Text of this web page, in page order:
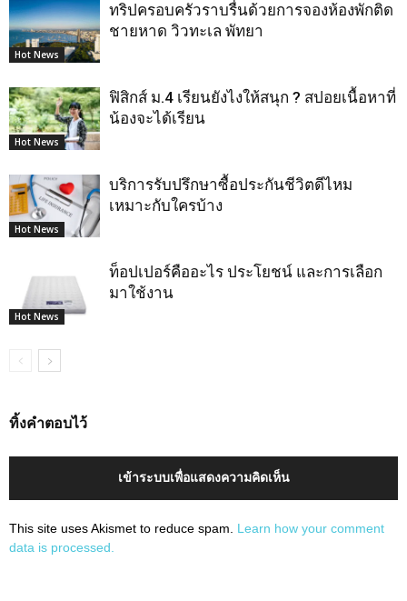
Hot News
ทริปครอบครัวราบรื่นด้วยการจองห้องพักติด
ชายหาด วิวทะเล พัทยา
Hot News
ฟิสิกส์ ม.4 เรียนยังไงให้สนุก ? สปอยเนื้อหาที่
น้องจะได้เรียน
Hot News
บริการรับปรึกษาซื้อประกันชีวิตดีไหม
เหมาะกับใครบ้าง
Hot News
ท็อปเปอร์คืออะไร ประโยชน์ และการเลือก
มาใช้งาน
ทิ้งคำตอบไว้
เข้าระบบเพื่อแสดงความคิดเห็น
This site uses Akismet to reduce spam. Learn how your comment
data is processed.